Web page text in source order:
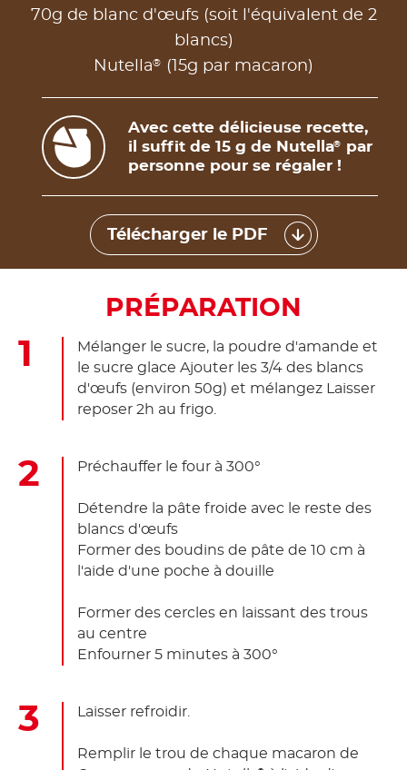
70g de blanc d'œufs (soit l'équivalent de 2
blancs)
Nutella® (15g par macaron)
Avec cette délicieuse recette,
il suffit de 15 g de Nutella®
par
personne pour se régaler !
Télécharger le PDF
PRÉPARATION
Mélanger le sucre, la poudre d'amande et
le sucre glace Ajouter les 3/4 des blancs
d'œufs (environ 50g) et mélangez Laisser
reposer 2h au frigo.
Préchauffer le four à 300°
Détendre la pâte froide avec le reste des
blancs d'œufs
Former des boudins de pâte de 10 cm à
l'aide d'une poche à douille
Former des cercles en laissant des trous
au centre
Enfourner 5 minutes à 300°
Laisser refroidir.
Remplir le trou de chaque macaron de